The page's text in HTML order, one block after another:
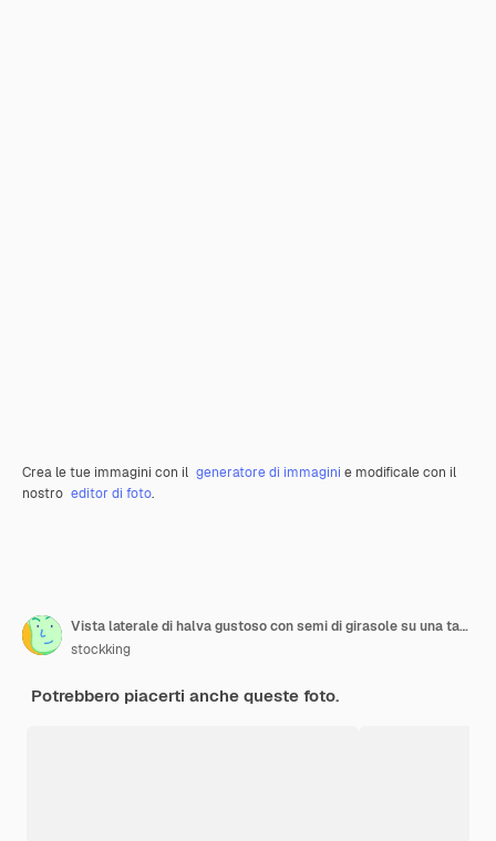
Crea le tue immagini con il generatore di immagini e modificale con il
nostro editor di foto.
Vista laterale di halva gustoso con semi di girasole su una tavola di legno
stockking
Potrebbero piacerti anche queste foto.